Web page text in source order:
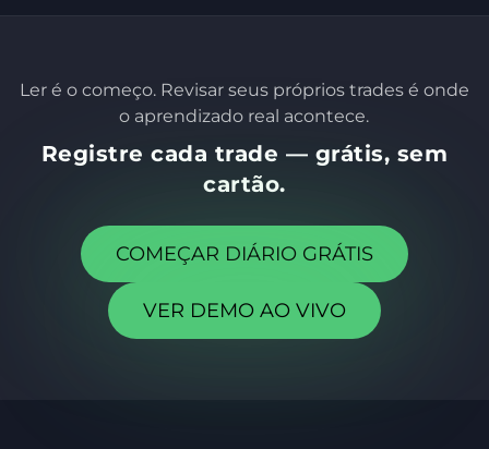
Ler é o começo. Revisar seus próprios trades é onde
o aprendizado real acontece.
Registre cada trade — grátis, sem
cartão.
COMEÇAR DIÁRIO GRÁTIS
VER DEMO AO VIVO